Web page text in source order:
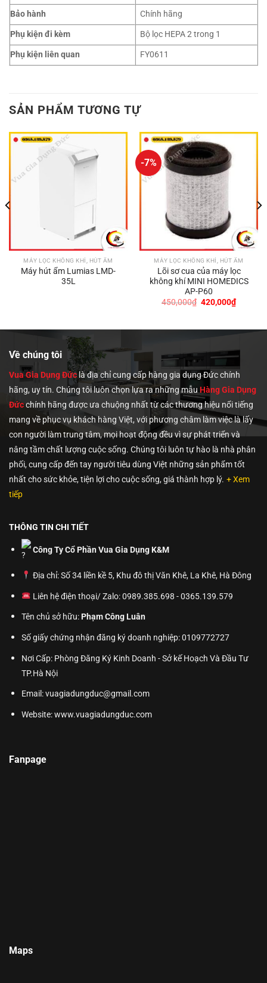
Bảo hành
Chính hãng
Phụ kiện đi kèm
Bộ lọc HEPA 2 trong 1
Phụ kiện liên quan
FY0611
SẢN PHẨM TƯƠNG TỰ
MÁY LỌC KHÔNG KHÍ, HÚT ẨM
Máy hút ẩm Lumias LMD-
35L
-7%
MÁY LỌC KHÔNG KHÍ, HÚT ẨM
Lõi sơ cua của máy lọc
không khí MINI HOMEDICS
AP-P60
450,000₫ Giá
420,000₫Giá
hiện
Về chúng tôi
Vua Gia Dụng Đứclà địa chỉ cung cấp hàng gia dụng Đức chính
hãng, uy tín. Chúng tôiluôn chọn lựa ra những mẫu Hàng Gia Dụng
Đứcchính hãng được ưa chuộng nhất từ các thương hiệu nổi tiếng
mang về phục vụ khách hàng Việt, với phương châm làm việc là lấy
con người làm trung tâm, mọi hoạt động đều vì sự phát triển và
nâng tầm chất lượng cuộc sống. Chúng tôi luôn tự hào là nhà phân
phối, cung cấp đến tay người tiêu dùng Việt những sản phẩm tốt
nhất cho sức khỏe, tiện lợi cho cuộc sống, giá thành hợp lý. + Xem
tiếp
THÔNG TIN CHI TIẾT
Công Ty Cổ Phần Vua Gia Dụng K&M
Địa chỉ: Số 34 liền kề 5, Khu đô thị Văn Khê, La Khê, Hà Đông
Liên hệ điện thoại/ Zalo: 0989.385.698 - 0365.139.579
Tên chủ sở hữu:Phạm Công Luân
Số giấy chứng nhận đăng ký doanh nghiệp: 0109772727
Nơi Cấp: Phòng Đăng Ký Kinh Doanh - Sở kế Hoạch Và Đầu Tư
TP.Hà Nội
Email: vuagiadungduc@gmail.com
Website:www.vuagiadungduc.com
Fanpage
Maps